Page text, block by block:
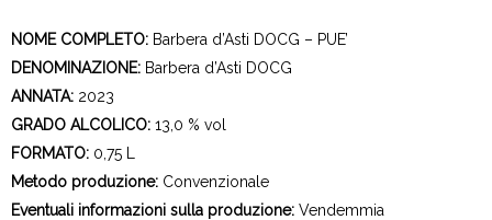
NOME COMPLETO: Barbera d’Asti DOCG – PUE’
DENOMINAZIONE: Barbera d’Asti DOCG
ANNATA: 2023
GRADO ALCOLICO: 13,0 % vol
FORMATO: 0,75 L
Metodo produzione: Convenzionale
Eventuali informazioni sulla produzione: Vendemmia